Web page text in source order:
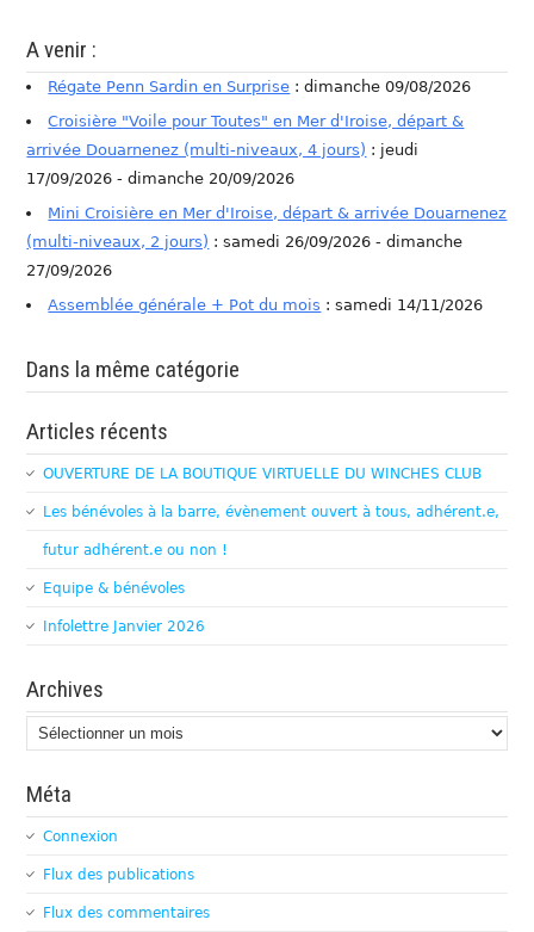
A venir :
Régate Penn Sardin en Surprise : dimanche 09/08/2026
Croisière "Voile pour Toutes" en Mer d'Iroise, départ &
arrivée Douarnenez (multi-niveaux, 4 jours) : jeudi
17/09/2026 - dimanche 20/09/2026
Mini Croisière en Mer d'Iroise, départ & arrivée Douarnenez
(multi-niveaux, 2 jours) : samedi 26/09/2026 - dimanche
27/09/2026
Assemblée générale + Pot du mois : samedi 14/11/2026
Dans la même catégorie
Articles récents
OUVERTURE DE LA BOUTIQUE VIRTUELLE DU WINCHES CLUB
Les bénévoles à la barre, évènement ouvert à tous, adhérent.e,
futur adhérent.e ou non !
Equipe & bénévoles
Infolettre Janvier 2026
Archives
Archives
Méta
Connexion
Flux des publications
Flux des commentaires